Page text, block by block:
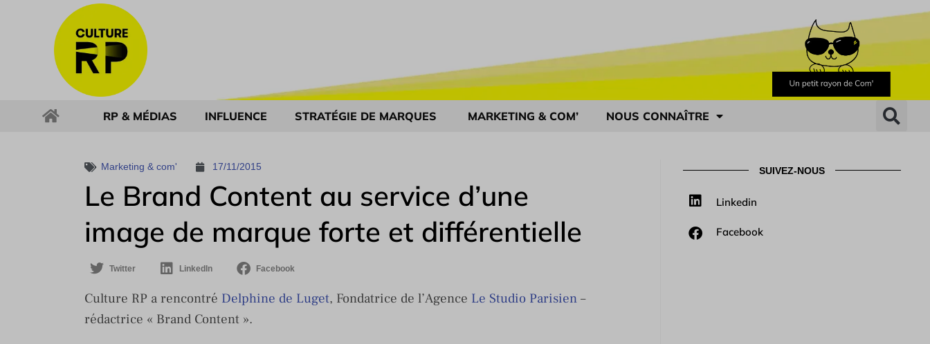
RP & MÉDIAS INFLUENCE STRATÉGIE DE MARQUES MARKETING & COM’ NOUS CONNAÎTRE
Marketing & com' 17/11/2015
Le Brand Content au service d’une
image de marque forte et différentielle
Twitter LinkedIn Facebook
Culture RP a rencontré Delphine de Luget, Fondatrice de l’Agence Le Studio Parisien –
rédactrice « Brand Content ».
SUIVEZ-NOUS
Linkedin
Facebook